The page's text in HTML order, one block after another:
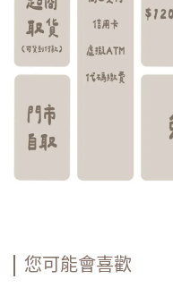
您可能會喜歡